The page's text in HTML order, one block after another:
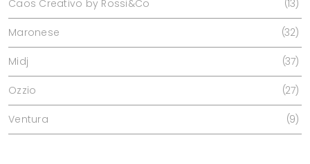
Caos Creativo by Rossi&Co 13
Maronese 32
Midj 37
Ozzio 27
Ventura 9